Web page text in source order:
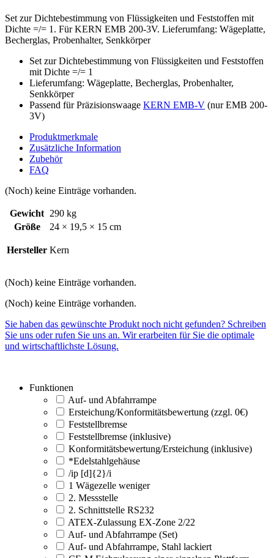
Set zur Dichtebestimmung von Flüssigkeiten und Feststoffen mit
Dichte =/= 1. Für KERN EMB 200-3V. Lieferumfang: Wägeplatte,
Becherglas, Probenhalter, Senkkörper
Set zur Dichtebestimmung von Flüssigkeiten und Feststoffen
mit Dichte =/= 1
Lieferumfang: Wägeplatte, Becherglas, Probenhalter,
Senkkörper
Passend für Präzisionswaage KERN EMB-V (nur EMB 200-
3V)
Produktmerkmale
Zusätzliche Information
Zubehör
FAQ
(Noch) keine Einträge vorhanden.
Gewicht 290 kg
Größe
24 × 19,5 × 15 cm
Hersteller Kern
(Noch) keine Einträge vorhanden.
(Noch) keine Einträge vorhanden.
Sie haben das gewünschte Produkt noch nicht gefunden? Schreiben
Sie uns oder rufen Sie uns an. Wir erarbeiten für Sie die optimale
und wirtschaftlichste Lösung.
Funktionen
Auf- und Abfahrrampe
Ersteichung/Konformitätsbewertung (zzgl. 0€)
Feststellbremse
Feststellbremse (inklusive)
Konformitätsbewertung/Ersteichung (inklusive)
*Edelstahlgehäuse
/ip [d]{2}/i
1 Wägezelle weniger
2. Messstelle
2. Schnittstelle RS232
ATEX-Zulassung EX-Zone 2/22
Auf- und Abfahrrampe (Set)
Auf- und Abfahrrampe, Stahl lackiert